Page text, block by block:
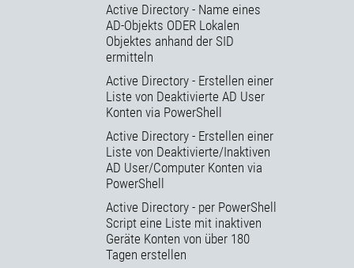
Active Directory - Name eines
AD-Objekts ODER Lokalen
Objektes anhand der SID
ermitteln
Active Directory - Erstellen einer
Liste von Deaktivierte AD User
Konten via PowerShell
Active Directory - Erstellen einer
Liste von Deaktivierte/Inaktiven
AD User/Computer Konten via
PowerShell
Active Directory - per PowerShell
Script eine Liste mit inaktiven
Geräte Konten von über 180
Tagen erstellen